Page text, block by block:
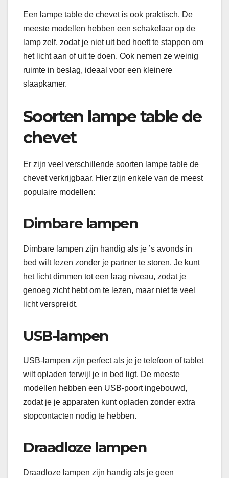
Een lampe table de chevet is ook praktisch. De
meeste modellen hebben een schakelaar op de
lamp zelf, zodat je niet uit bed hoeft te stappen om
het licht aan of uit te doen. Ook nemen ze weinig
ruimte in beslag, ideaal voor een kleinere
slaapkamer.
Soorten lampe table de
chevet
Er zijn veel verschillende soorten lampe table de
chevet verkrijgbaar. Hier zijn enkele van de meest
populaire modellen:
Dimbare lampen
Dimbare lampen zijn handig als je ’s avonds in
bed wilt lezen zonder je partner te storen. Je kunt
het licht dimmen tot een laag niveau, zodat je
genoeg zicht hebt om te lezen, maar niet te veel
licht verspreidt.
USB-lampen
USB-lampen zijn perfect als je je telefoon of tablet
wilt opladen terwijl je in bed ligt. De meeste
modellen hebben een USB-poort ingebouwd,
zodat je je apparaten kunt opladen zonder extra
stopcontacten nodig te hebben.
Draadloze lampen
Draadloze lampen zijn handig als je geen